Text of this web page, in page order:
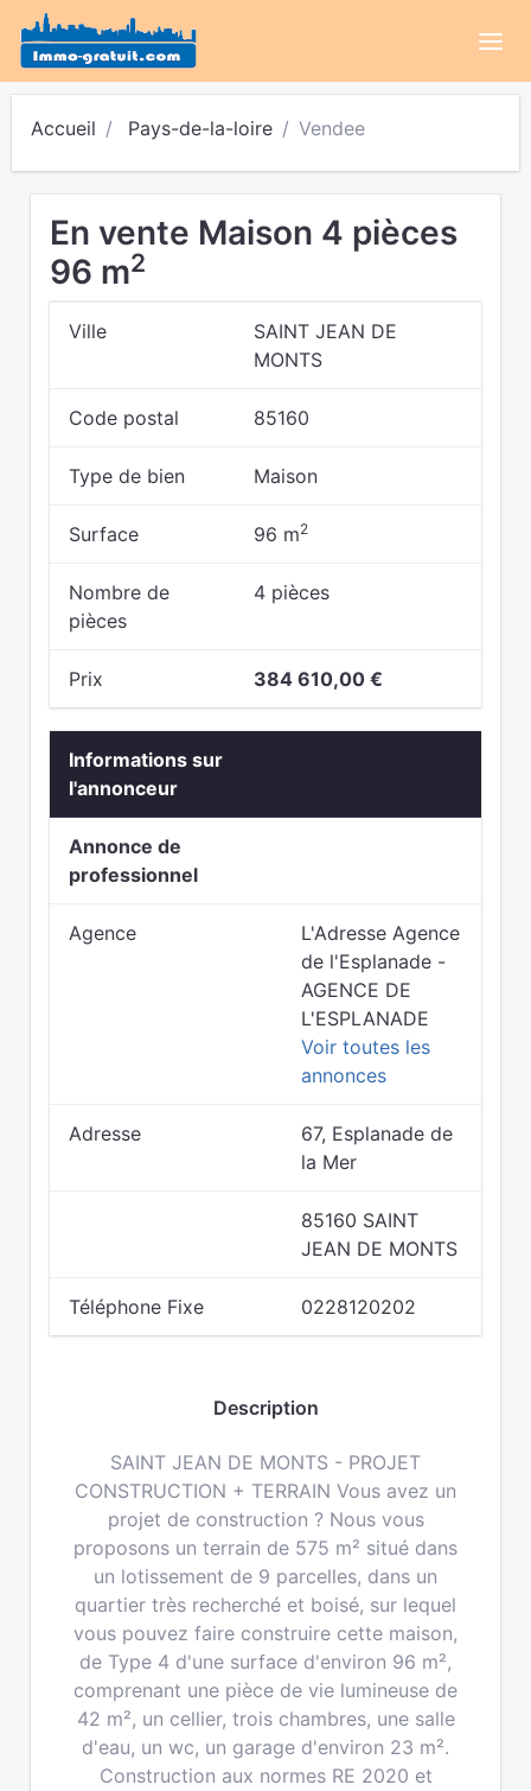
Accueil Pays-de-la-loire Vendee
En vente Maison 4 pièces
96 m2
Ville
SAINT JEAN DE
MONTS
Code postal 85160
Type de bien Maison
Surface 96 m2
Nombre de
pièces
4 pièces
Prix 384 610,00 €
Informations sur
l'annonceur
Annonce de
professionnel
Agence
L'Adresse Agence
de l'Esplanade -
AGENCE DE
L'ESPLANADE
Voir toutes les
annonces
Adresse
67, Esplanade de
la Mer
85160 SAINT
JEAN DE MONTS
Téléphone Fixe 0228120202
Description
SAINT JEAN DE MONTS - PROJET
CONSTRUCTION + TERRAIN Vous avez un
projet de construction ? Nous vous
proposons un terrain de 575 m² situé dans
un lotissement de 9 parcelles, dans un
quartier très recherché et boisé, sur lequel
vous pouvez faire construire cette maison,
de Type 4 d'une surface d'environ 96 m²,
comprenant une pièce de vie lumineuse de
42 m², un cellier, trois chambres, une salle
d'eau, un wc, un garage d'environ 23 m².
Construction aux normes RE 2020 et